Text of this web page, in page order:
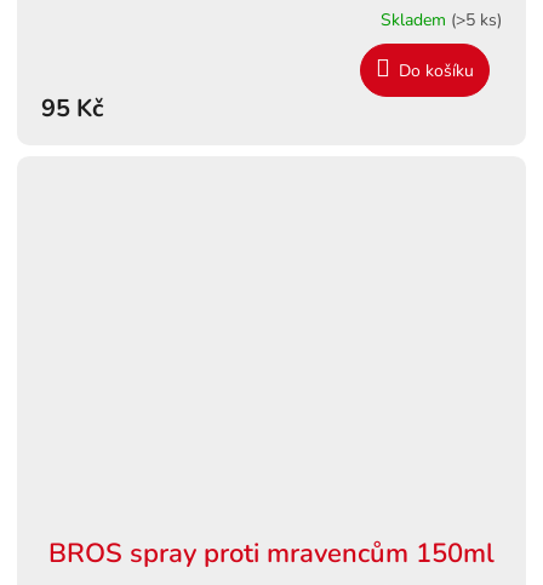
Skladem (>5 ks)
95 Kč
Do košíku
BROS spray proti mravencům 150ml